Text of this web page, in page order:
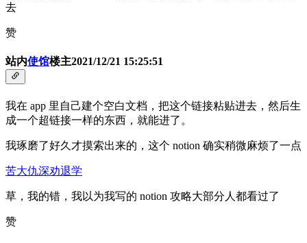
去
赞
站内使馆楼主2021/12/21 15:25:51
我在 app 里自己建个空白文档，把这个链接粘贴进去，然后生
成一个超链接一样的东西，就能进了。
我琢磨了好久才摸索出来的，这个 notion 确实稍微麻烦了一点
苦大仇深劝退学
草，我的错，我以为我写的 notion 攻略大部分人都看过了
赞